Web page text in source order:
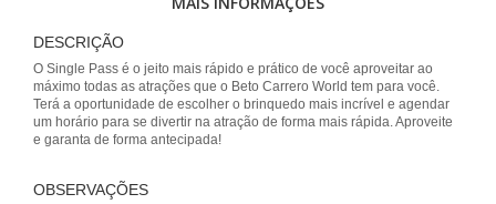
DESCRIÇÃO
O Single Pass é o jeito mais rápido e prático de você aproveitar ao
máximo todas as atrações que o Beto Carrero World tem para você.
Terá a oportunidade de escolher o brinquedo mais incrível e agendar
um horário para se divertir na atração de forma mais rápida. Aproveite
e garanta de forma antecipada!
OBSERVAÇÕES